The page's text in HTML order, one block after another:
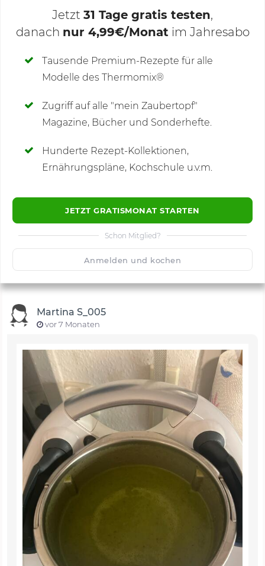
Deine Notizen
Jetzt 31 Tage gratis testen,
danach nur 4,99€/Monat im Jahresabo
Tausende Premium-Rezepte für alle
Modelle des Thermomix®
Zugriff auf alle "mein Zaubertopf"
Magazine, Bücher und Sonderhefte.
Hunderte Rezept-Kollektionen,
Ernährungspläne, Kochschule u.v.m.
JETZT GRATISMONAT STARTEN
Schon Mitglied?
Anmelden und kochen
Kommentare(9)
🙂 1500 Speichern
Martina S_005
vor 7 Monaten